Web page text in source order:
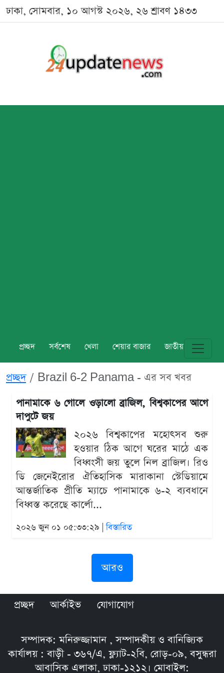
ঢাকা, সোমবার, ১০ আগস্ট ২০২৬, ২৬ শ্রাবণ ১৪৩৩
প্রচ্ছদ সর্বশেষ খেলা শেয়ার বাজার জাতীয় বিশ্ব
প্রচ্ছদ Brazil 6-2 Panama - এর সব খবর
পানামাকে ৬ গোলে ওড়ালো ব্রাজিল, বিশ্বকাপের আগে
দাপুটে জয়
২০২৬ বিশ্বকাপের মহোৎসব শুরু
হওয়ার ঠিক আগে ঘরের মাঠে এক
বিধ্বংসী জয় তুলে নিল ব্রাজিল। রিও
ডি জেনেইরোর ঐতিহাসিক মারাকানা স্টেডিয়ামে
আন্তর্জাতিক প্রীতি ম্যাচে পানামাকে ৬-২ ব্যবধানে
বিধ্বস্ত করেছে কার্লো...
২০২৬ জুন ০১ ০৫:৩৩:২৯ |বিস্তারিত
আরও
প্রচ্ছদ আর্কাইভ যোগাযোগ
সম্পাদক: মনিরুজ্জামান , সম্পাদকীয় ও বানিজ্যিক
কার্যালয় : বাড়ী - ৩৬৭/এ, ফ্ল্যাট-২বি, রোড়-০৯, বসুন্ধরা
আবাসিক এলাকা, ঢাকা-১২১২। মোবাইল: